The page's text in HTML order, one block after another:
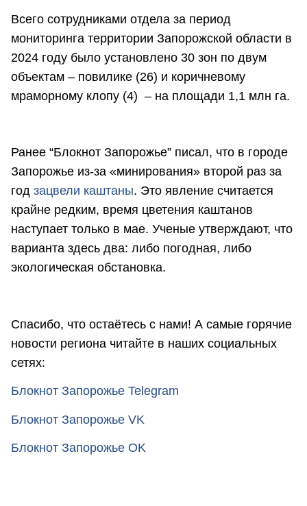
Всего сотрудниками отдела за период
мониторинга территории Запорожской области в
2024 году было установлено 30 зон по двум
объектам – повилике (26) и коричневому
мраморному клопу (4) – на площади 1,1 млн га.
Ранее “Блокнот Запорожье” писал, что в городе
Запорожье из-за «минирования» второй раз за
год зацвели каштаны. Это явление считается
крайне редким, время цветения каштанов
наступает только в мае. Ученые утверждают, что
варианта здесь два: либо погодная, либо
экологическая обстановка.
Спасибо, что остаётесь с нами! А самые горячие
новости региона читайте в наших социальных
сетях:
Блокнот Запорожье Telegram
Блокнот Запорожье VK
Блокнот Запорожье OK